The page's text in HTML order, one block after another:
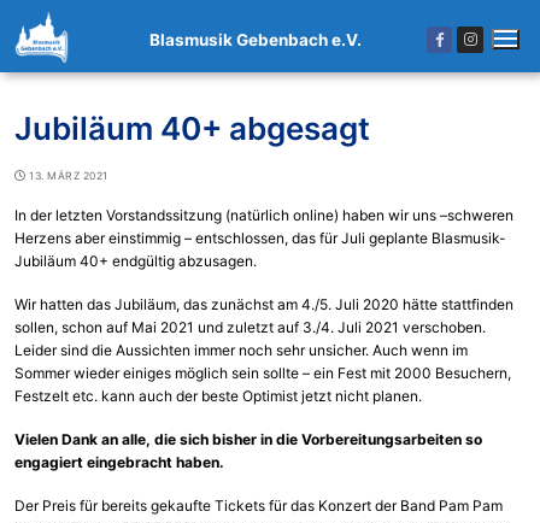
Inhalt
springen
Blasmusik Gebenbach e.V.
Jubiläum 40+ abgesagt
13. MÄRZ 2021
In der letzten Vorstandssitzung (natürlich online) haben wir uns –schweren
Herzens aber einstimmig – entschlossen, das für Juli geplante Blasmusik-
Jubiläum 40+ endgültig abzusagen.
Wir hatten das Jubiläum, das zunächst am 4./5. Juli 2020 hätte stattfinden
sollen, schon auf Mai 2021 und zuletzt auf 3./4. Juli 2021 verschoben.
Leider sind die Aussichten immer noch sehr unsicher. Auch wenn im
Sommer wieder einiges möglich sein sollte – ein Fest mit 2000 Besuchern,
Festzelt etc. kann auch der beste Optimist jetzt nicht planen.
Vielen Dank an alle, die sich bisher in die Vorbereitungsarbeiten so
engagiert eingebracht haben.
Der Preis für bereits gekaufte Tickets für das Konzert der Band Pam Pam